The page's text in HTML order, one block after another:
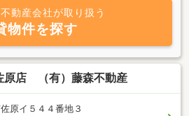
さい。
動産会社が取り扱う
物件を探す
原店 （有）藤森不動産
原イ５４４番地３